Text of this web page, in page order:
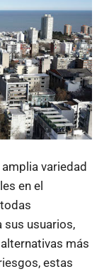
variedad
en el
sus usuarios,
más
estas